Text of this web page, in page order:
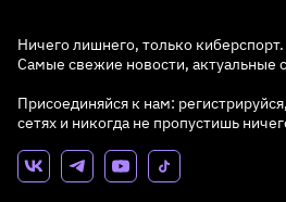
Ничего лишнего, только киберспорт.
Самые свежие новости, актуальные
Присоединяйся к нам:
сетях и никогда не пропустишь